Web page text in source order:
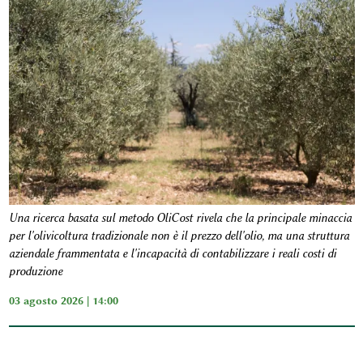
Una ricerca basata sul metodo OliCost rivela che la principale minaccia
per l'olivicoltura tradizionale non è il prezzo dell'olio, ma una struttura
aziendale frammentata e l'incapacità di contabilizzare i reali costi di
produzione
03 agosto 2026 | 14:00